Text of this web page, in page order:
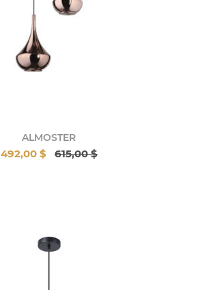
ALMOSTER
492,00 $ 615,00 $